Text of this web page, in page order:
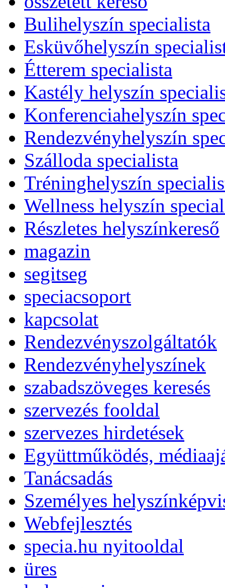
Bulihelyszín specialista
Esküvőhelyszín
Étterem specialista
Kastély helyszín
Konferenciahelyszín
Rendezvényhelyszín
Szálloda specialista
Tréninghelyszín
Wellness helyszín
Részletes helyszínkereső
magazin
segitseg
speciacsoport
kapcsolat
Rendezvényszolgáltatók
Rendezvényhelyszínek
szabadszöveges keresés
szervezés fooldal
szervezes hirdetések
Együttműködés,
Tanácsadás
Személyes
Webfejlesztés
specia.hu nyitooldal
üres